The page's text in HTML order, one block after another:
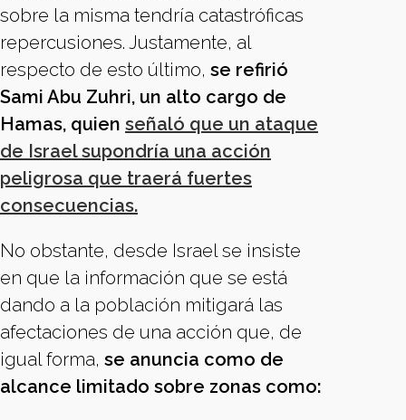
sobre la misma tendría catastróficas
repercusiones. Justamente, al
respecto de esto último, se refirió
Sami Abu Zuhri, un alto cargo de
Hamas, quien señaló que un ataque
de Israel supondría una acción
peligrosa que traerá fuertes
consecuencias.
No obstante, desde Israel se insiste
en que la información que se está
dando a la población mitigará las
afectaciones de una acción que, de
igual forma, se anuncia como de
alcance limitado sobre zonas como: